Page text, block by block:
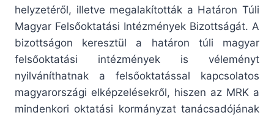
helyzetéről, illetve megalakították a Határon Túli
Magyar Felsőoktatási Intézmények Bizottságát. A
bizottságon keresztül a határon túli magyar
felsőoktatási intézmények is véleményt
nyilváníthatnak a felsőoktatással kapcsolatos
magyarországi elképzelésekről, hiszen az MRK a
mindenkori oktatási kormányzat tanácsadójának